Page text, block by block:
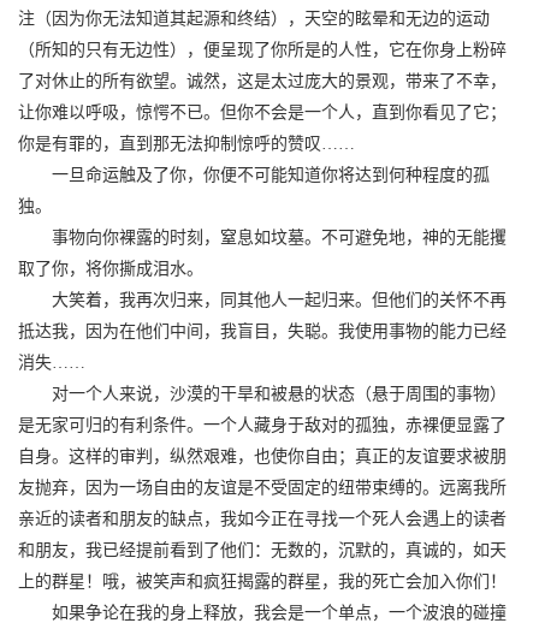
注（因为你无法知道其起源和终结），天空的眩晕和无边的运动
（所知的只有无边性），便呈现了你所是的人性，它在你身上粉碎
了对休止的所有欲望。诚然，这是太过庞大的景观，带来了不幸，
让你难以呼吸，惊愕不已。但你不会是一个人，直到你看见了它；
你是有罪的，直到那无法抑制惊呼的赞叹……
一旦命运触及了你，你便不可能知道你将达到何种程度的孤
独。
事物向你裸露的时刻，窒息如坟墓。不可避免地，神的无能攫
取了你，将你撕成泪水。
大笑着，我再次归来，同其他人一起归来。但他们的关怀不再
抵达我，因为在他们中间，我盲目，失聪。我使用事物的能力已经
消失……
对一个人来说，沙漠的干旱和被悬的状态（悬于周围的事物）
是无家可归的有利条件。一个人藏身于敌对的孤独，赤裸便显露了
自身。这样的审判，纵然艰难，也使你自由；真正的友谊要求被朋
友抛弃，因为一场自由的友谊是不受固定的纽带束缚的。远离我所
亲近的读者和朋友的缺点，我如今正在寻找一个死人会遇上的读者
和朋友，我已经提前看到了他们：无数的，沉默的，真诚的，如天
上的群星！哦，被笑声和疯狂揭露的群星，我的死亡会加入你们！
如果争论在我的身上释放，我会是一个单点，一个波浪的碰撞